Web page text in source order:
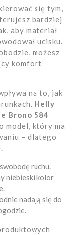
się tym,
bardziej
aby materiał
ucisku.
możesz
komfort
na to, jak
Helly
Brono 584
model, który ma
– dlatego
ruchu.
niebieski kolor
nadają się do